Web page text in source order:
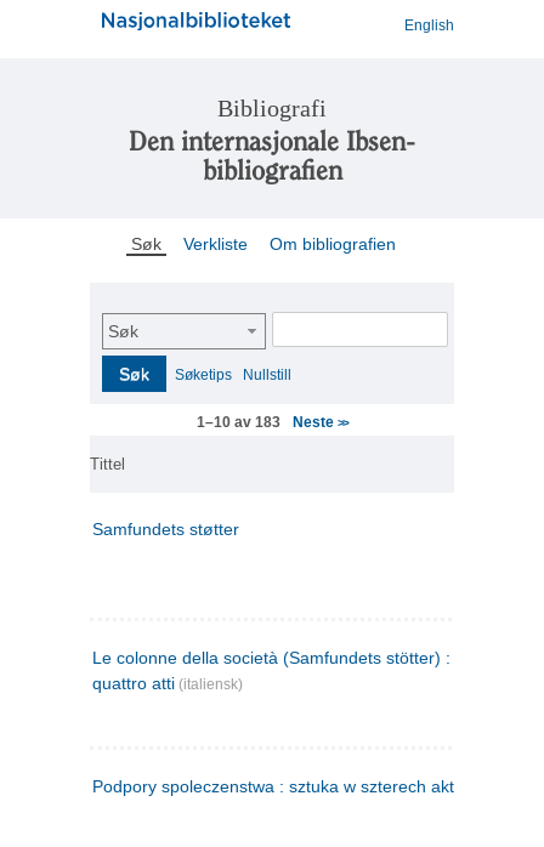
English
Bibliografi
Den internasjonale Ibsen-
bibliografien
Søk Verkliste Om bibliografien
Søk
Søk Søketips Nullstill
1–10 av 183 Neste >>
Tittel
Samfundets støtter
Le colonne della società (Samfundets stötter) : commedia
quattro atti (italiensk)
Podpory spoleczenstwa : sztuka w szterech aktach